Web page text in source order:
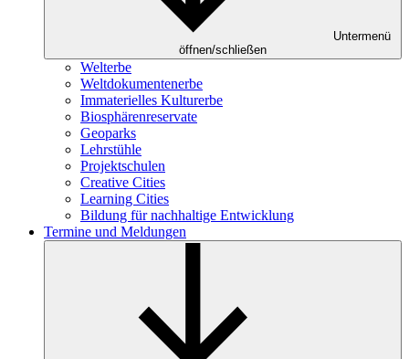
Untermenü
öffnen/schließen
Welterbe
Weltdokumentenerbe
Immaterielles Kulturerbe
Biosphärenreservate
Geoparks
Lehrstühle
Projektschulen
Creative Cities
Learning Cities
Bildung für nachhaltige Entwicklung
Termine und Meldungen